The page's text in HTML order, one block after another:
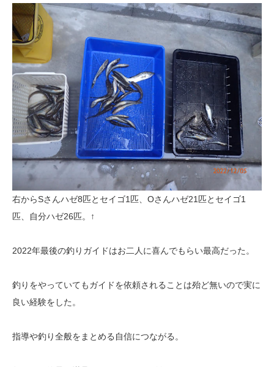
右からSさんハゼ8匹とセイゴ1匹、Oさんハゼ21匹とセイゴ1
匹、自分ハゼ26匹。↑
2022年最後の釣りガイドはお二人に喜んでもらい最高だった。
釣りをやっていてもガイドを依頼されることは殆ど無いので実に
良い経験をした。
指導や釣り全般をまとめる自信につながる。